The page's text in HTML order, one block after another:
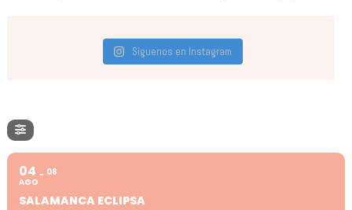
Síguenos en Instagram
04
AGO
08
SALAMANCA ECLIPSA